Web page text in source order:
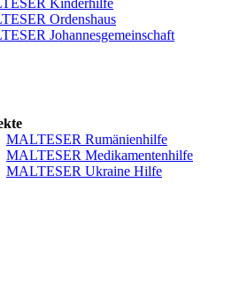
Ordenshaus
Johannesgemeinschaft
MALTESER Rumänienhilfe
MALTESER Medikamentenhilfe
MALTESER Ukraine Hilfe